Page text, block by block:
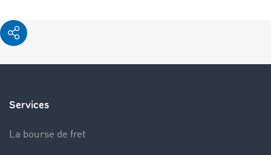
Services
La bourse de fret